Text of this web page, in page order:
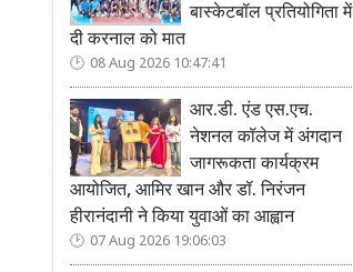
बास्केटबॉल प्रतियोगिता में
दी करनाल को मात
08 Aug 2026 10:47:41
आर.डी. एंड एस.एच.
नेशनल कॉलेज में अंगदान
जागरूकता कार्यक्रम
आयोजित, आमिर खान और डॉ. निरंजन
हीरानंदानी ने किया युवाओं का आह्वान
07 Aug 2026 19:06:03